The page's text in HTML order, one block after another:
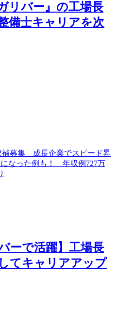
リバー』の工場長
備士キャリアを次
ーで活躍】工場長
てキャリアアップ